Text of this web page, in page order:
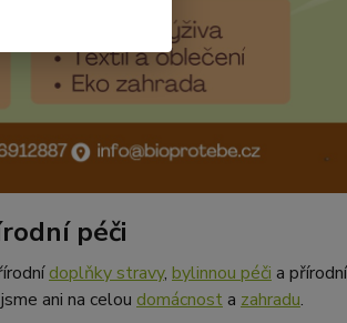
péči
doplňky stravy, bylinnou péči a přírodní
ani na celou domácnosta zahradu.